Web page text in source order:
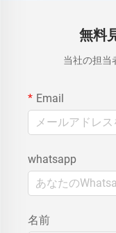
無料
当社の担当
Email
whatsapp
名前